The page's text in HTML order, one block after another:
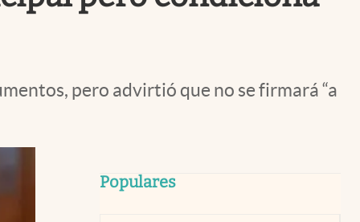
pero advirtió que no se firmará “a
Populares